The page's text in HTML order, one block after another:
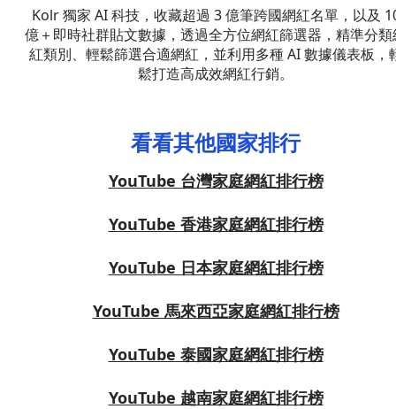
Kolr 獨家 AI 科技，收藏超過 3 億筆跨國網紅名單，以及
億＋即時社群貼文數據，透過全方位網紅篩選器，精準分類
紅類別、輕鬆篩選合適網紅，並利用多種 AI 數據儀表板，
鬆打造高成效網紅行銷。
看看其他國家排行
YouTube 台灣家庭網紅排行榜
YouTube 香港家庭網紅排行榜
YouTube 日本家庭網紅排行榜
YouTube 馬來西亞家庭網紅排行榜
YouTube 泰國家庭網紅排行榜
YouTube 越南家庭網紅排行榜